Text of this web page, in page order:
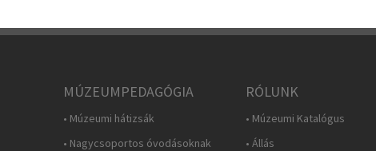
MÚZEUMPEDAGÓGIA
• Múzeumi hátizsák
• Nagycsoportos óvodásoknak
RÓLUNK
• Múzeumi Katalógus
• Állás